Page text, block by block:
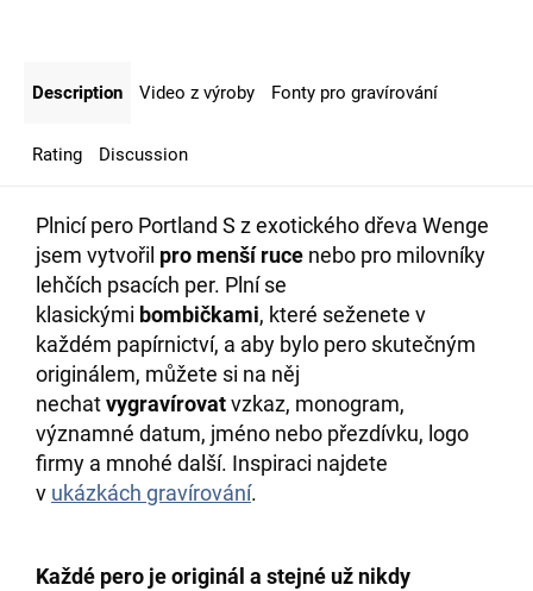
Description Video z výroby Fonty pro gravírování
Rating Discussion
Plnicí pero Portland S z exotického dřeva Wenge
jsem vytvořil pro menší ruce nebo pro milovníky
lehčích psacích per. Plní se
klasickými bombičkami, které seženete v
každém papírnictví, a aby bylo pero skutečným
originálem, můžete si na něj
nechatvygravírovatvzkaz, monogram,
významné datum, jméno nebo přezdívku, logo
firmy a mnohé další. Inspiraci najdete
v ukázkách gravírování.
Každé pero je originál a stejné už nikdy